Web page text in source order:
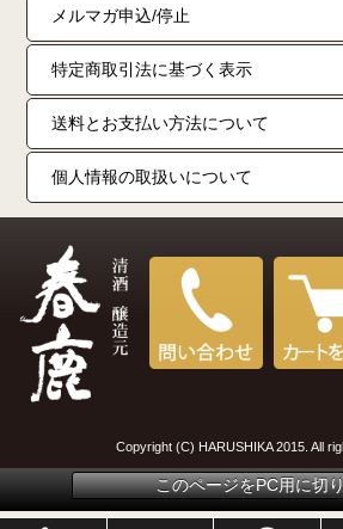
メルマガ申込/停止
特定商取引法に基づく表示
送料とお支払い方法について
個人情報の取扱いについて
Copyright (C) HARUSHIKA 2015. All
このページをPC用に切